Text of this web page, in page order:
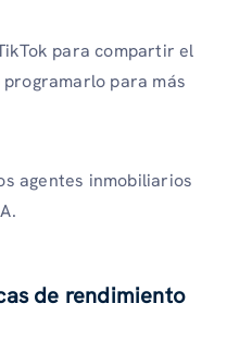
para compartir el
para más
agentes inmobiliarios
de rendimiento